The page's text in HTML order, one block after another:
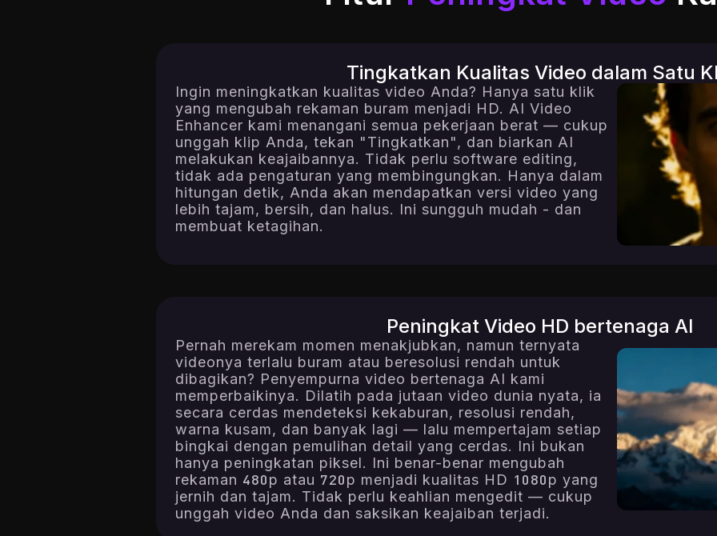
Tingkatkan Kualitas Video dalam Satu
Ingin meningkatkan kualitas video Anda? Hanya satu klik
yang mengubah rekaman buram menjadi HD. AI Video
Enhancer kami menangani semua pekerjaan berat — cukup
unggah klip Anda, tekan "Tingkatkan", dan biarkan AI
melakukan keajaibannya. Tidak perlu software editing,
tidak ada pengaturan yang membingungkan. Hanya dalam
hitungan detik, Anda akan mendapatkan versi video yang
lebih tajam, bersih, dan halus. Ini sungguh mudah - dan
membuat ketagihan.
Peningkat Video HD bertenaga AI
Pernah merekam momen menakjubkan, namun ternyata
videonya terlalu buram atau beresolusi rendah untuk
dibagikan? Penyempurna video bertenaga AI kami
memperbaikinya. Dilatih pada jutaan video dunia nyata, ia
secara cerdas mendeteksi kekaburan, resolusi rendah,
warna kusam, dan banyak lagi — lalu mempertajam setiap
bingkai dengan pemulihan detail yang cerdas. Ini bukan
hanya peningkatan piksel. Ini benar-benar mengubah
rekaman 480p atau 720p menjadi kualitas HD 1080p yang
jernih dan tajam. Tidak perlu keahlian mengedit — cukup
unggah video Anda dan saksikan keajaiban terjadi.